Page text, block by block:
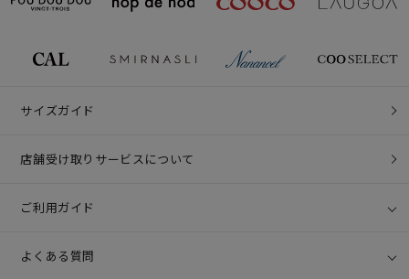
サイズガイド
店舗受け取りサービスについて
ご利用ガイド
よくある質問